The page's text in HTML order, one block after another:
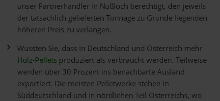
unser Partnerhändler in Nußloch berechtigt, den jeweils
der tatsächlich gelieferten Tonnage zu Grunde liegenden
höheren Preis zu verlangen.
Wussten Sie, dass in Deutschland und Österreich mehr
Holz-Pellets produziert als verbraucht werden. Teilweise
werden über 30 Prozent ins benachbarte Ausland
exportiert. Die meisten Pelletwerke stehen in
Süddeutschland und in nördlichen Teil Österreichs, wo